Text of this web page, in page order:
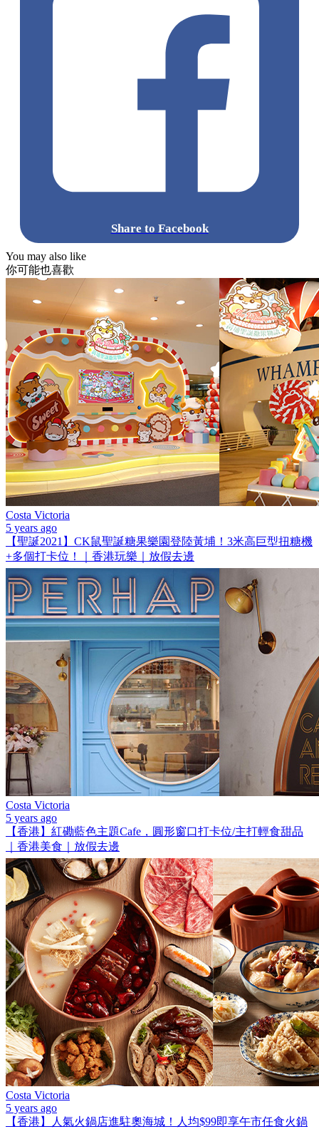
Share to Facebook
You may also like
你可能也喜歡
Costa Victoria
5 years ago
【聖誕2021】CK鼠聖誕糖果樂園登陸黃埔！3米高巨型扭糖機
+多個打卡位！｜香港玩樂｜放假去邊
Costa Victoria
5 years ago
【香港】紅磡藍色主題Cafe，圓形窗口打卡位/主打輕食甜品
｜香港美食｜放假去邊
Costa Victoria
5 years ago
【香港】人氣火鍋店進駐奧海城！人均$99即享午市任食火鍋